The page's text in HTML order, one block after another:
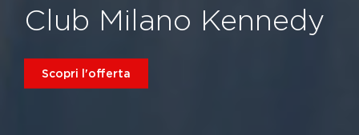
Club Milano Kennedy
Scopri l'offerta